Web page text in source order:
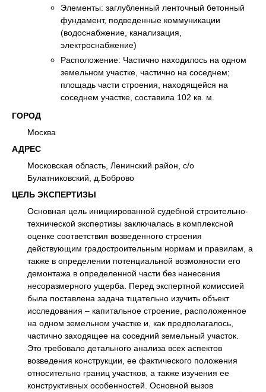
Элементы: заглубленный ленточный бетонный
фундамент, подведенные коммуникации
(водоснабжение, канализация,
электроснабжение)
Расположение: Частично находилось на одном
земельном участке, частично на соседнем;
площадь части строения, находящейся на
соседнем участке, составила 102 кв. м.
ГОРОД
Москва
АДРЕС
Московская область, Ленинский район, с/о
Булатниковский, д.Боброво
ЦЕЛЬ ЭКСПЕРТИЗЫ
Основная цель инициированной судебной строительно-
технической экспертизы заключалась в комплексной
оценке соответствия возведенного строения
действующим градостроительным нормам и правилам, а
также в определении потенциальной возможности его
демонтажа в определенной части без нанесения
несоразмерного ущерба. Перед экспертной комиссией
была поставлена задача тщательно изучить объект
исследования – капитальное строение, расположенное
на одном земельном участке и, как предполагалось,
частично заходящее на соседний земельный участок.
Это требовало детального анализа всех аспектов
возведения конструкции, ее фактического положения
относительно границ участков, а также изучения ее
конструктивных особенностей. Основной вызов